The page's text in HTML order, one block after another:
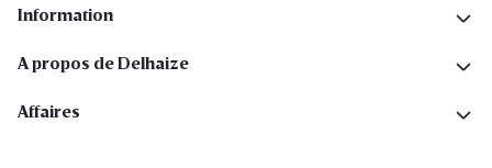
Information
A propos de Delhaize
Affaires